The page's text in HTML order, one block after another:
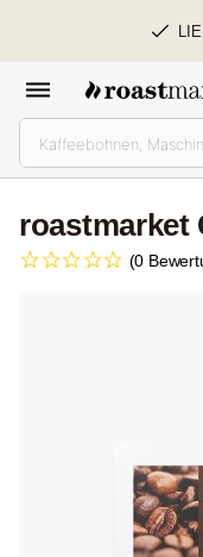
roastmarket
(0